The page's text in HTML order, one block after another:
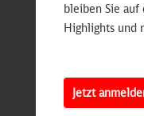
bleiben Sie auf
Highlights und
Jetzt